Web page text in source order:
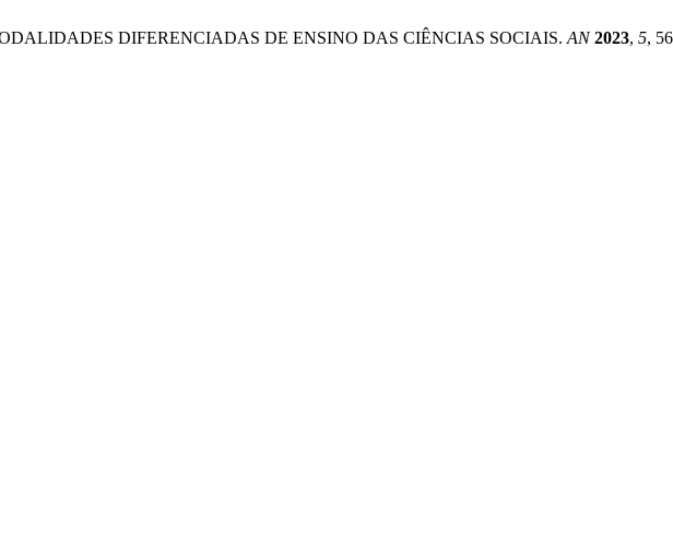
DIFERENCIADAS DE ENSINO DAS CIÊNCIAS SOCIAIS. AN 2023, 5,